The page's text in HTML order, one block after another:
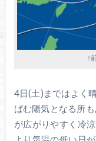
↑
4日(土)まではよく
ばむ陽気となる所
が広がりやすく冷